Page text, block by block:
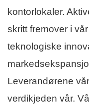
kontorlokaler.
skritt fremover i
teknologiske
Leverandørene
verdikjeden vår.